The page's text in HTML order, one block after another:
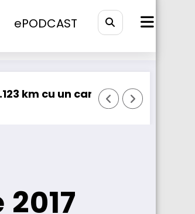
ePODCAST
de la 25 aprilie 2017
în transport internațional
Proiectul Revoy prinde contur